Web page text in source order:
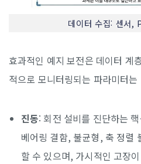
데이터 수집: 센서,
효과적인 예지 보전은 데이터 계
적으로 모니터링되는 파라미터
진동: 회전 설비를 진단하는
베어링 결함, 불균형, 축 정렬
할 수 있으며, 가시적인 고장